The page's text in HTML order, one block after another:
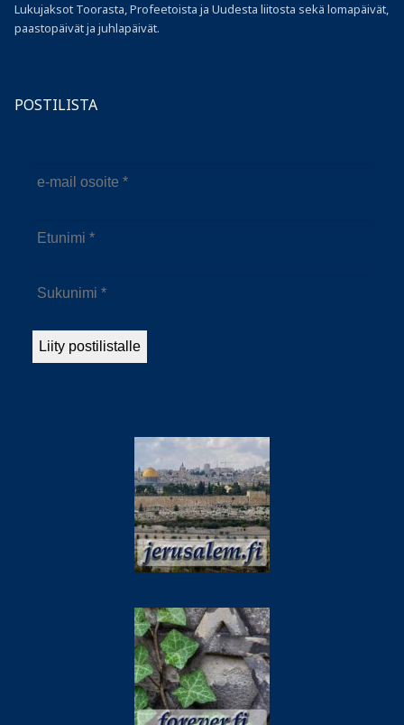
Lukujaksot Toorasta, Profeetoista ja Uudesta liitosta sekä lomapäivät,
paastopäivät ja juhlapäivät.
POSTILISTA